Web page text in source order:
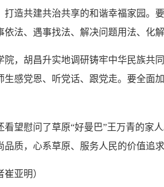
打造共建共治共享的和谐幸福家园。
依法、遇事找法、解决问题用法、化
院，胡昌升实地调研铸牢中华民族共
生感党恩、听党话、跟党走。要全面
看望慰问了草原“好曼巴”王万青的家
品质，心系草原、服务人民的价值追
亚明）